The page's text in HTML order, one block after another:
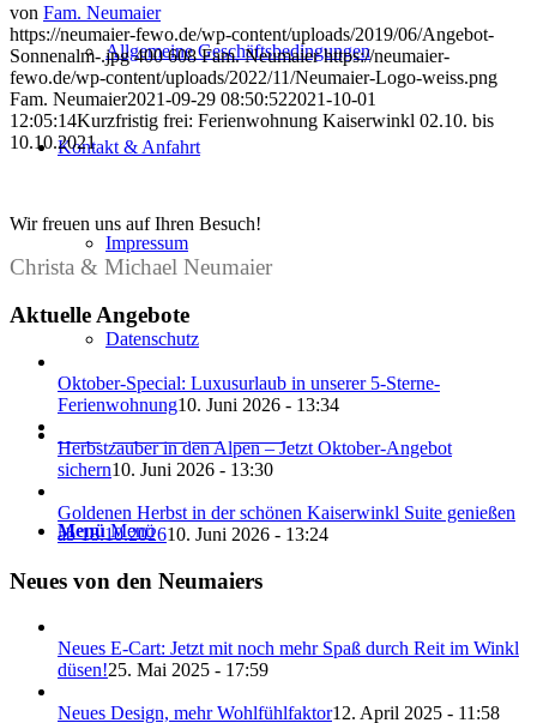
Allgemeine Geschäftsbedingungen
Kontakt & Anfahrt
Impressum
Datenschutz
Menü Menü
von Fam. Neumaier
https://neumaier-fewo.de/wp-content/uploads/2019/06/Angebot-
Sonnenalm-.jpg 400 608 Fam. Neumaier https://neumaier-
fewo.de/wp-content/uploads/2022/11/Neumaier-Logo-weiss.png
Fam. Neumaier2021-09-29 08:50:522021-10-01
12:05:14Kurzfristig frei: Ferienwohnung Kaiserwinkl 02.10. bis
10.10.2021
Wir freuen uns auf Ihren Besuch!
Christa & Michael Neumaier
Aktuelle Angebote
Oktober-Special: Luxusurlaub in unserer 5-Sterne-
Ferienwohnung10. Juni 2026 - 13:34
Herbstzauber in den Alpen – Jetzt Oktober-Angebot
sichern10. Juni 2026 - 13:30
Goldenen Herbst in der schönen Kaiserwinkl Suite genießen
ab 18.10.202610. Juni 2026 - 13:24
Neues von den Neumaiers
Neues E-Cart: Jetzt mit noch mehr Spaß durch Reit im Winkl
düsen!25. Mai 2025 - 17:59
Neues Design, mehr Wohlfühlfaktor12. April 2025 - 11:58